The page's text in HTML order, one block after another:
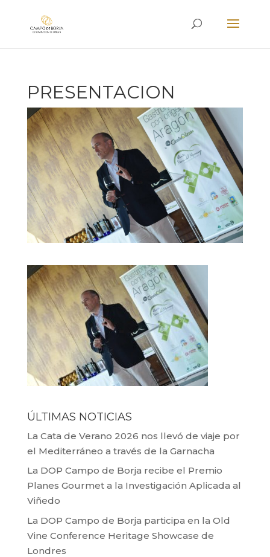
PRESENTACION
ÚLTIMAS NOTICIAS
La Cata de Verano 2026 nos llevó de viaje por
el Mediterráneo a través de la Garnacha
La DOP Campo de Borja recibe el Premio
Planes Gourmet a la Investigación Aplicada al
Viñedo
La DOP Campo de Borja participa en la Old
Vine Conference Heritage Showcase de
Londres